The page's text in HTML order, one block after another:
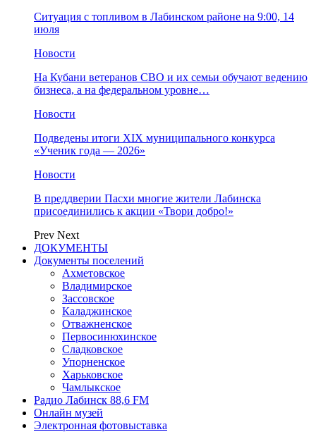
Ситуация с топливом в Лабинском районе на 9:00, 14
июля
Новости
На Кубани ветеранов СВО и их семьи обучают ведению
бизнеса, а на федеральном уровне…
Новости
Подведены итоги XIX муниципального конкурса
«Ученик года — 2026»
Новости
В преддверии Пасхи многие жители Лабинска
присоединились к акции «Твори добро!»
Prev Next
ДОКУМЕНТЫ
Документы поселений
Ахметовское
Владимирское
Зассовское
Каладжинское
Отважненское
Первосинюхинское
Сладковское
Упорненское
Харьковское
Чамлыкское
Радио Лабинск 88,6 FM
Онлайн музей
Электронная фотовыставка